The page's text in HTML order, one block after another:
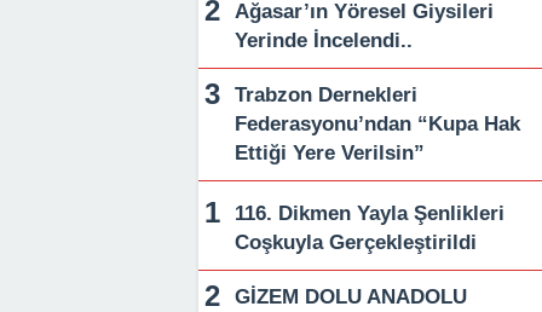
Ağasar’ın Yöresel Giysileri
Yerinde İncelendi..
Trabzon Dernekleri
Federasyonu’ndan “Kupa Hak
Ettiği Yere Verilsin”
116. Dikmen Yayla Şenlikleri
Coşkuyla Gerçekleştirildi
GİZEM DOLU ANADOLU